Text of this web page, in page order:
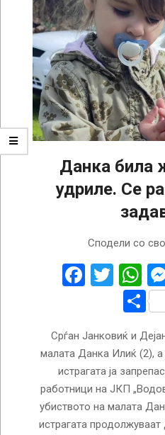
Данка била
удриле. Се
Сподели со
Срѓан Јанковиќ и
малата Данка Илиќ (2), а
истрагата ја
работници на ЈКП
убиството на малата
истрагата